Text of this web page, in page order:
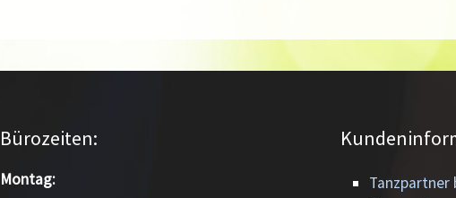
Bürozeiten:
Montag:
Tanzpartner